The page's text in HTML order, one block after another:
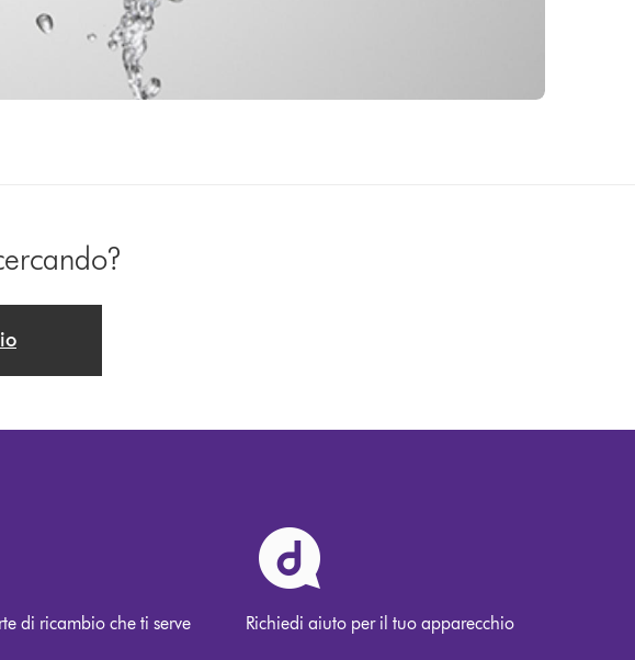
di ricambio che ti serve Richiedi aiuto per il tuo apparecchio